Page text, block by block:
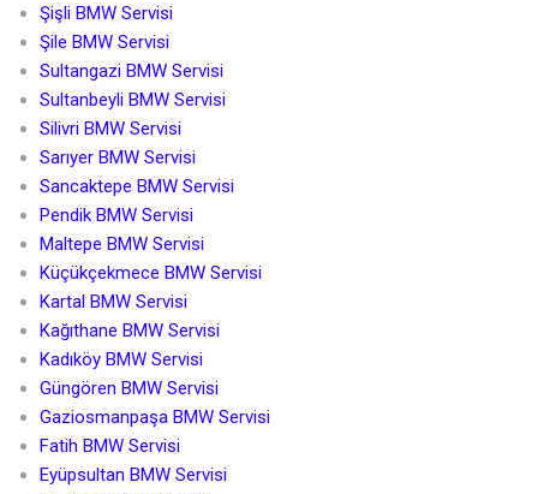
Şişli BMW Servisi
Şile BMW Servisi
Sultangazi BMW Servisi
Sultanbeyli BMW Servisi
Silivri BMW Servisi
Sarıyer BMW Servisi
Sancaktepe BMW Servisi
Pendik BMW Servisi
Maltepe BMW Servisi
Küçükçekmece BMW Servisi
Kartal BMW Servisi
Kağıthane BMW Servisi
Kadıköy BMW Servisi
Güngören BMW Servisi
Gaziosmanpaşa BMW Servisi
Fatih BMW Servisi
Eyüpsultan BMW Servisi